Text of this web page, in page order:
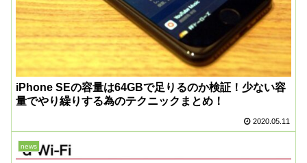
iPhone SEの容量は64GBで足りるのか検証！少ない容
量でやり繰りする為のテクニックまとめ！
2020.05.11
news